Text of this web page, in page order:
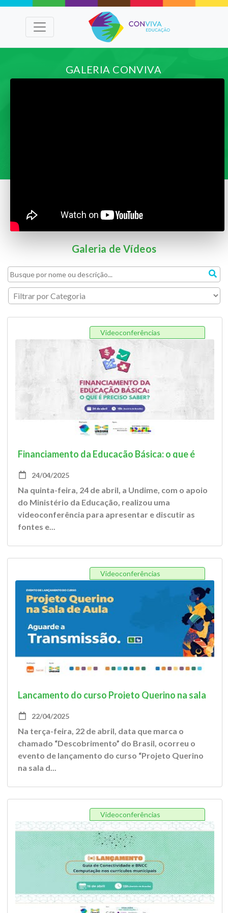
GALERIA CONVIVA
Galeria de Vídeos
Videoconferências
Financiamento da Educação Básica: o que é
24/04/2025
Na quinta-feira, 24 de abril, a Undime, com o apoio
do Ministério da Educação, realizou uma
videoconferência para apresentar e discutir as
fontes e...
Videoconferências
Lançamento do curso Projeto Querino na sala
22/04/2025
Na terça-feira, 22 de abril, data que marca o
chamado “Descobrimento” do Brasil, ocorreu o
evento de lançamento do curso “Projeto Querino
na sala d...
Videoconferências